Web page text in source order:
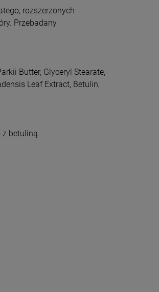
rozszerzonych
Przebadany
Butter, Glyceryl Stearate,
Leaf Extract, Betulin,
z betuliną.